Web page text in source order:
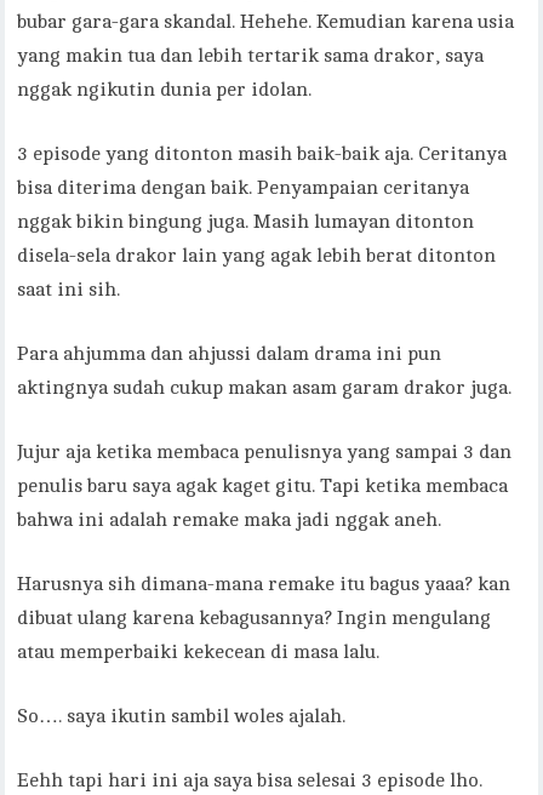
bubar gara-gara skandal. Hehehe. Kemudian karena usia
yang makin tua dan lebih tertarik sama drakor, saya
nggak ngikutin dunia per idolan.
3 episode yang ditonton masih baik-baik aja. Ceritanya
bisa diterima dengan baik. Penyampaian ceritanya
nggak bikin bingung juga. Masih lumayan ditonton
disela-sela drakor lain yang agak lebih berat ditonton
saat ini sih.
Para ahjumma dan ahjussi dalam drama ini pun
aktingnya sudah cukup makan asam garam drakor juga.
Jujur aja ketika membaca penulisnya yang sampai 3 dan
penulis baru saya agak kaget gitu. Tapi ketika membaca
bahwa ini adalah remake maka jadi nggak aneh.
Harusnya sih dimana-mana remake itu bagus yaaa? kan
dibuat ulang karena kebagusannya? Ingin mengulang
atau memperbaiki kekecean di masa lalu.
So…. saya ikutin sambil woles ajalah.
Eehh tapi hari ini aja saya bisa selesai 3 episode lho.